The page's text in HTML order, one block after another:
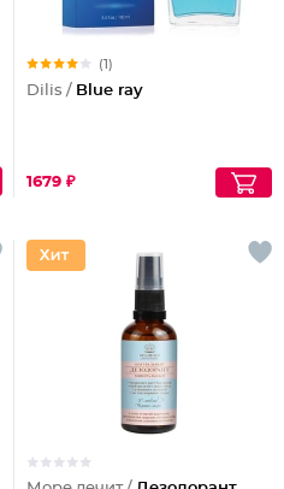
(1)
Dilis / Blue ray
1679 ₽